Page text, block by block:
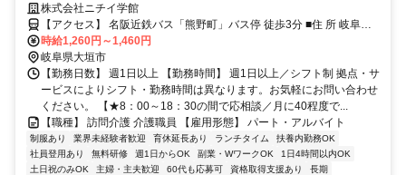
迎 ＊子ども手当あり
株式会社ニチイ学館
【アクセス】 名阪近鉄バス「熊野町」バス停 徒歩3分 ■住 所 岐阜県
大垣市 熊野町4-118 ■アクセス 名阪近鉄バス「熊野町」バス停 徒歩3
分
時給1,260円～1,460円
岐阜県大垣市
【勤務日数】 週1日以上 【勤務時間】 週1日以上／シフト制 拠点・サ
ービスによりシフト・勤務時間は異なります。お気軽にお問い合わせ
ください。 【★8：00～18：30の間で応相談／月に40程度で...
【職種】 訪問介護 介護職員 【雇用形態】 パート・アルバイト
制服あり 業界未経験者歓迎 育休延長あり ランチタイム
扶養内勤務OK
社員登用あり
無料研修 週1日からOK 副業・WワークOK
1日4時間以内OK
土日祝のみOK
主婦・主夫歓迎 60代も応募可 資格取得支援あり
長期